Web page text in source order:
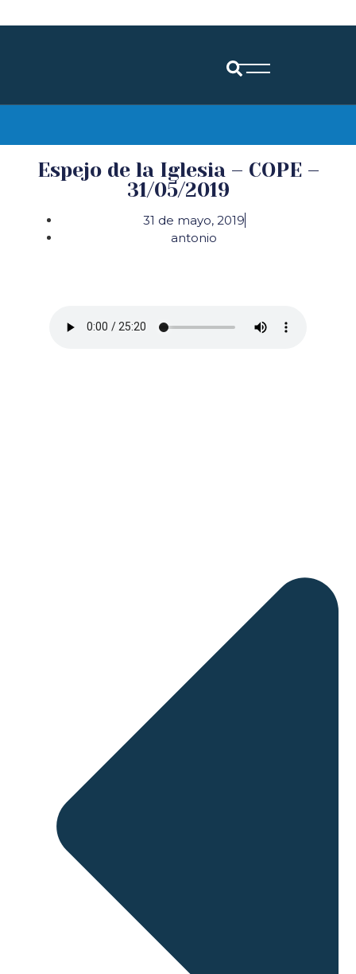
Espejo de la Iglesia – COPE –
31/05/2019
31 de mayo, 2019
antonio